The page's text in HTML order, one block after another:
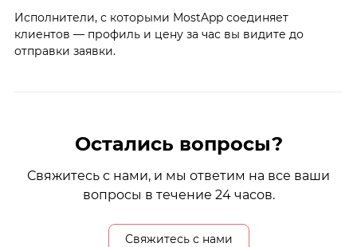
Исполнители, с которыми MostApp соединяет
клиентов — профиль и цену за час вы видите до
отправки заявки.
Остались вопросы?
Свяжитесь с нами, и мы ответим на все ваши
вопросы в течение 24 часов.
Свяжитесь с нами